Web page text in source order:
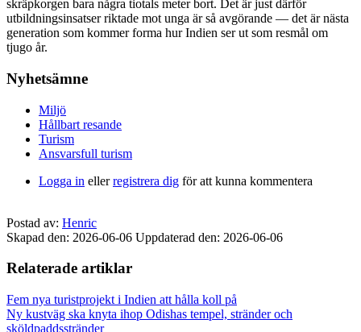
skräpkorgen bara några tiotals meter bort. Det är just därför
utbildningsinsatser riktade mot unga är så avgörande — det är nästa
generation som kommer forma hur Indien ser ut som resmål om
tjugo år.
Nyhetsämne
Miljö
Hållbart resande
Turism
Ansvarsfull turism
Logga in ellerregistrera dig för att kunna kommentera
Postad av: Henric
Skapad den: 2026-06-06 Uppdaterad den: 2026-06-06
Relaterade artiklar
Fem nya turistprojekt i Indien att hålla koll på
Ny kustväg ska knyta ihop Odishas tempel, stränder och
sköldpaddsstränder